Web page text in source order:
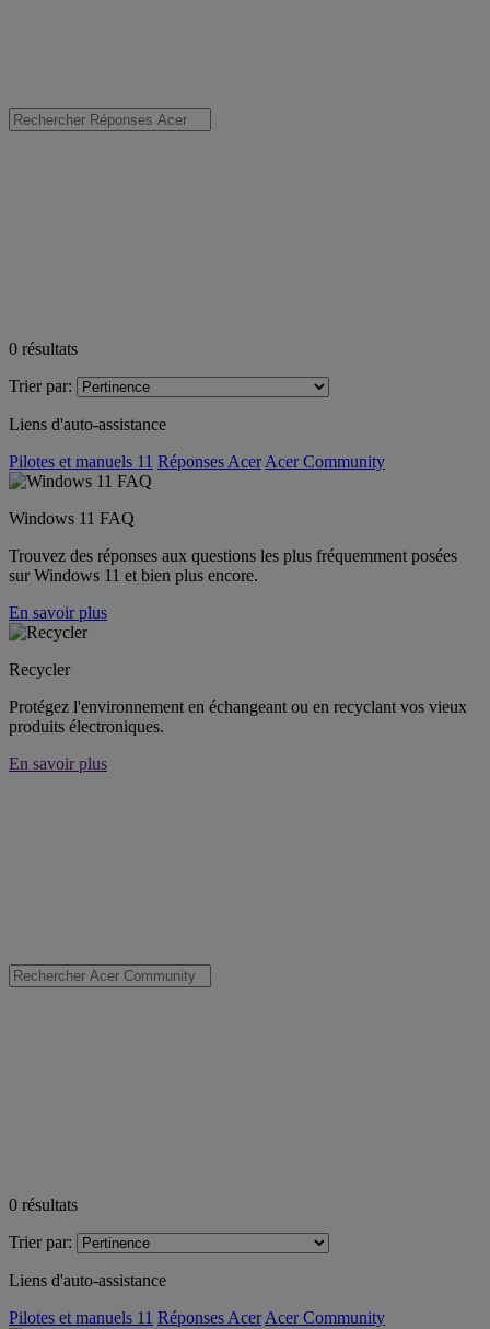
0 résultats
Trier par:
Liens d'auto-assistance
Pilotes et manuels 11 Réponses Acer Acer Community
Windows 11 FAQ
Trouvez des réponses aux questions les plus fréquemment posées
sur Windows 11 et bien plus encore.
En savoir plus
Recycler
Protégez l'environnement en échangeant ou en recyclant vos vieux
produits électroniques.
En savoir plus
0 résultats
Trier par:
Liens d'auto-assistance
Pilotes et manuels 11 Réponses Acer Acer Community